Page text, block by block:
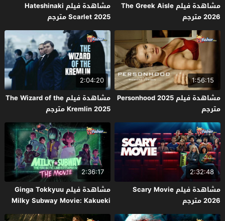
مشاهدة فيلم The Greek Aisle
2026 مترجم
مشاهدة فيلم Hateshinaki
Scarlet 2025 مترجم
1:56:15
مشاهدة فيلم Personhood 2025
مترجم
2:04:20
مشاهدة فيلم The Wizard of the
Kremlin 2025 مترجم
2:32:48
مشاهدة فيلم Scary Movie
2026 مترجم
2:36:17
مشاهدة فيلم Ginga Tokkyuu
Milky Subway Movie: Kakueki
Teisha Gekijou Yuki 2026 مترجم